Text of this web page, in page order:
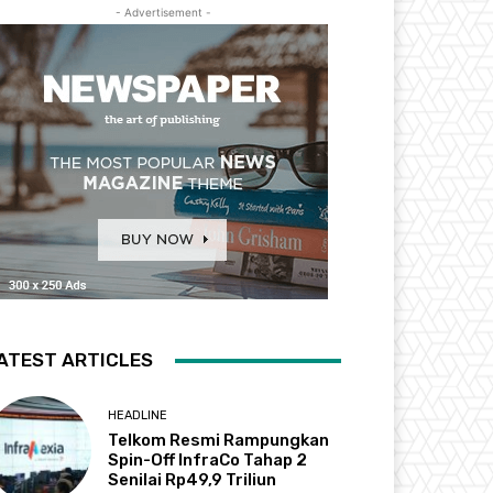
- Advertisement -
ARTICLES
HEADLINE
Telkom Resmi Rampungkan
Spin-Off InfraCo Tahap 2
Senilai Rp49,9 Triliun